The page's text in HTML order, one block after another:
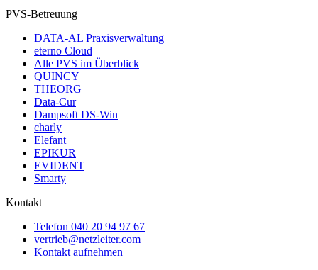
PVS-Betreuung
DATA-AL Praxisverwaltung
eterno Cloud
Alle PVS im Überblick
QUINCY
THEORG
Data-Cur
Dampsoft DS-Win
charly
Elefant
EPIKUR
EVIDENT
Smarty
Kontakt
Telefon 040 20 94 97 67
vertrieb@netzleiter.com
Kontakt aufnehmen